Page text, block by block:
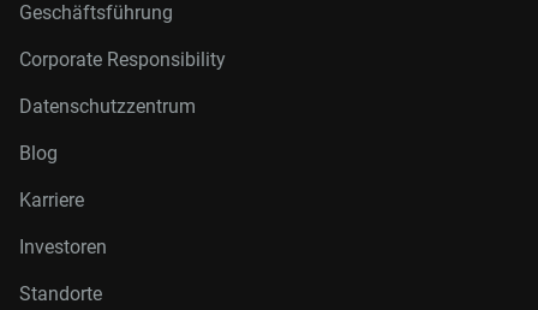
Geschäftsführung
Corporate Responsibility
Datenschutzzentrum
Blog
Karriere
Investoren
Standorte